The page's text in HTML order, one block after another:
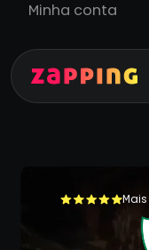
Minha conta